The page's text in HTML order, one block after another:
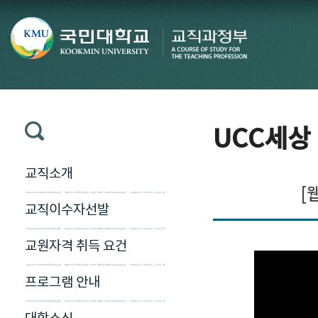
교직소개
교직이수자선발
교원자격 취득 요건
프로그램 안내
UCC세상
[